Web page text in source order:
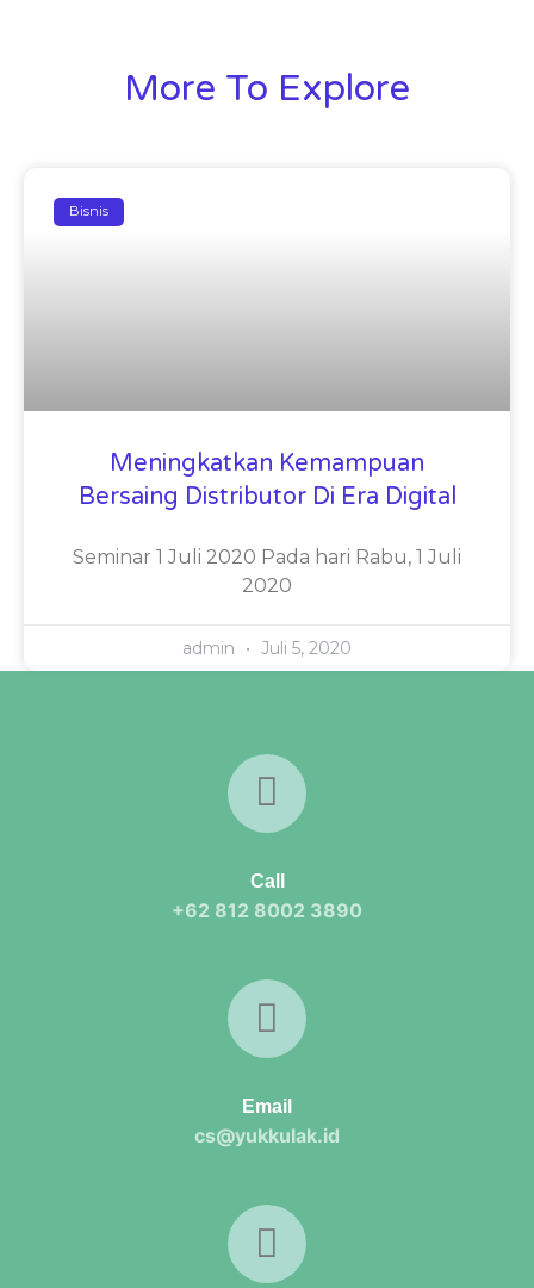
More To Explore
Bisnis
Meningkatkan Kemampuan
Bersaing Distributor Di Era Digital
Seminar 1 Juli 2020 Pada hari Rabu, 1 Juli
2020
admin Juli 5, 2020
Call
+62 812 8002 3890
Email
cs@yukkulak.id